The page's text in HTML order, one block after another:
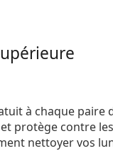
à chaque paire
protège contre
nettoyer vos